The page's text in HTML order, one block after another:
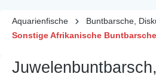
Aquarienfische
Buntbarsche,
Sonstige Afrikanische Buntbarsche
Juwelenbuntbarsch,